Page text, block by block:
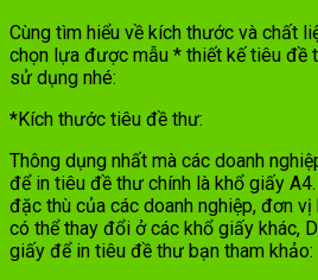
Cùng tìm hiểu về kích thước và chất
chọn lựa được mẫu * thiết kế tiêu đề
sử dụng nhé:
*Kích thước tiêu đề thư:
Thông dụng nhất mà các doanh
để in tiêu đề thư chính là khổ giấy
đặc thù của các doanh nghiệp, đơn
có thể thay đổi ở các khổ giấy khác,
giấy để in tiêu đề thư bạn tham khảo: